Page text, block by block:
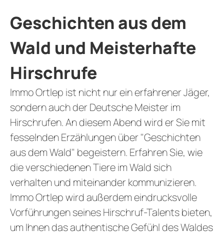
Geschichten aus dem
Wald und Meisterhafte
Hirschrufe
Immo Ortlep ist nicht nur ein erfahrener Jäger,
sondern auch der Deutsche Meister im
Hirschrufen. An diesem Abend wird er Sie mit
fesselnden Erzählungen über "Geschichten
aus dem Wald" begeistern. Erfahren Sie, wie
die verschiedenen Tiere im Wald sich
verhalten und miteinander kommunizieren.
Immo Ortlep wird außerdem eindrucksvolle
Vorführungen seines Hirschruf-Talents bieten,
um Ihnen das authentische Gefühl des Waldes